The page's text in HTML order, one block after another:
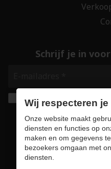
Schrijf je in
Ik geef de
bewaren en
onzeprivacy
Wij respecteren
Onze website maakt
diensten en functies op
maken en om gegevens
bezoekers omgaan met
diensten.